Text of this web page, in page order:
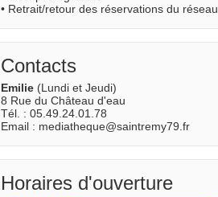
• Retrait/retour des réservations du réseau
Contacts
Emilie (Lundi et Jeudi)
8 Rue du Château d'eau
Tél. : 05.49.24.01.78
Email : mediatheque@saintremy79.fr
Horaires d'ouverture